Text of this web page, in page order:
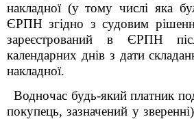
накладної (у тому числі яка
ЄРПН згідно з судовим
зареєстрований в ЄРПН
календарних днів з дати
накладної.
Водночас будь-який платник
покупець, зазначений у